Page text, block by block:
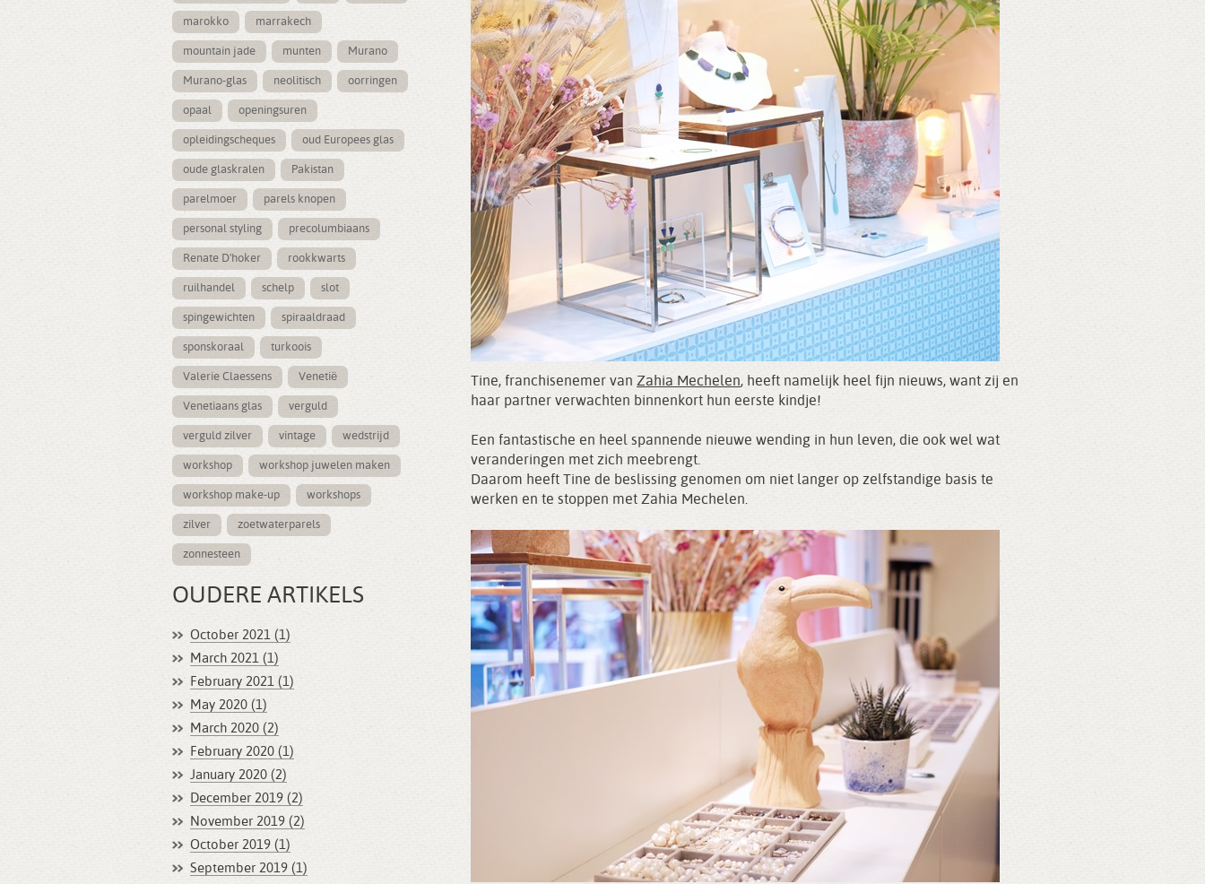
Tine, franchisenemer van Zahia Mechelen, heeft namelijk heel fijn nieuws, want zij en
haar partner verwachten binnenkort hun eerste kindje!
Een fantastische en heel spannende nieuwe wending in hun leven, die ook wel wat
veranderingen met zich meebrengt.
Daarom heeft Tine de beslissing genomen om niet langer op zelfstandige basis te
werken en te stoppen met Zahia Mechelen.
marokko marrakech
mountain jade munten Murano
Murano-glas neolitisch oorringen
opaal openingsuren
opleidingscheques oud Europees glas
oude glaskralen Pakistan
parelmoer parels knopen
personal styling precolumbiaans
Renate D'hoker rookkwarts
ruilhandel schelp slot
spingewichten spiraaldraad
sponskoraal turkoois
Valerie Claessens Venetië
Venetiaans glas verguld
verguld zilver vintage wedstrijd
workshop workshop juwelen maken
workshop make-up workshops
zilver zoetwaterparels
zonnesteen
OUDERE ARTIKELS
October 2021 (1)
March 2021 (1)
February 2021 (1)
May 2020 (1)
March 2020 (2)
February 2020 (1)
January 2020 (2)
December 2019 (2)
November 2019 (2)
October 2019 (1)
September 2019 (1)